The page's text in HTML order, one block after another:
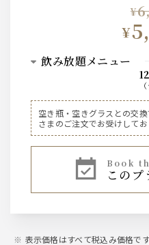
¥
¥
飲み放題メニュー
（
ビール
ザ・サントリープレミアムモ
ン赤・白、果実酒、烏龍茶
的なお飲み物は一通り揃え
空き瓶・空きグラスとの交
さまのご注文でお受けして
book
この
表示価格はすべて税込み価格です